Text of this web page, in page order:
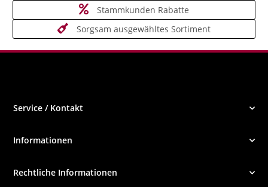
Stammkunden Rabatte
Sorgsam ausgewähltes Sortiment
Service / Kontakt
Informationen
Rechtliche Informationen